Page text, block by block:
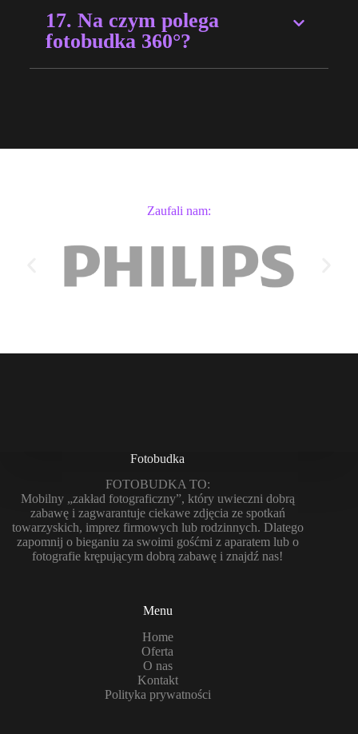
17. Na czym polega
fotobudka 360°?
Zaufali nam:
Fotobudka
FOTOBUDKA TO:
Mobilny „zakład fotograficzny”, który uwieczni dobrą
zabawę i zagwarantuje ciekawe zdjęcia ze spotkań
towarzyskich, imprez firmowych lub rodzinnych. Dlatego
zapomnij o bieganiu za swoimi gośćmi z aparatem lub o
fotografie krępującym dobrą zabawę i znajdź nas!
Menu
Home
Oferta
O nas
Kontakt
Polityka prywatności